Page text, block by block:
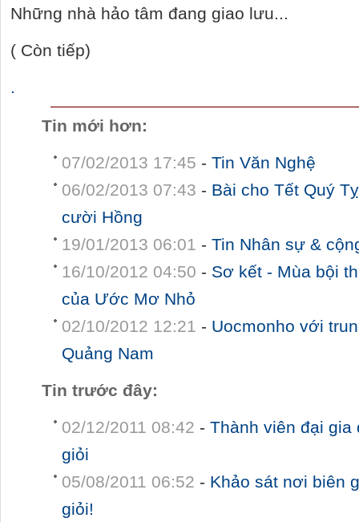
Những nhà hảo tâm đang giao lưu...
( Còn tiếp)
.
Tin mới hơn:
07/02/2013 17:45 -Tin Văn Nghệ
06/02/2013 07:43 - Bài cho Tết Quý
cười Hồng
19/01/2013 06:01 -Tin Nhân sự &
16/10/2012 04:50 - Sơ kết - Mùa bội
của Ước Mơ Nhỏ
02/10/2012 12:21 - Uocmonho với
Quảng Nam
Tin trước đây:
02/12/2011 08:42 -Thành viên đại gia
giỏi
05/08/2011 06:52 - Khảo sát nơi biên
giỏi!